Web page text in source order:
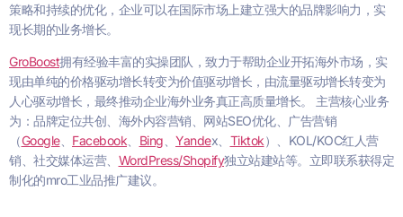
策略和持续的优化，企业可以在国际市场上建立强大的品牌影响力，实
现长期的业务增长。
GroBoost拥有经验丰富的实操团队，致力于帮助企业开拓海外市场，实
现由单纯的价格驱动增长转变为价值驱动增长，由流量驱动增长转变为
人心驱动增长，最终推动企业海外业务真正高质量增长。 主营核心业务
为：品牌定位共创、海外内容营销、网站SEO优化、广告营销
（Google、 Facebook Bing Yandex、 Tiktok）、KOL/KOC红人营
销、社交媒体运营、 WordPress/Shopify独立站建站等。立即联系获得定
制化的mro工业品推广建议。